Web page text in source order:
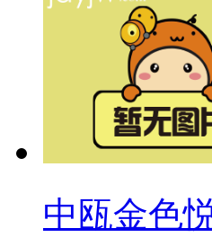
中瓯金色